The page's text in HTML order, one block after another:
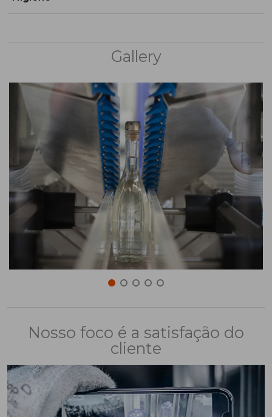
Gallery
Nosso foco é a satisfação do
cliente